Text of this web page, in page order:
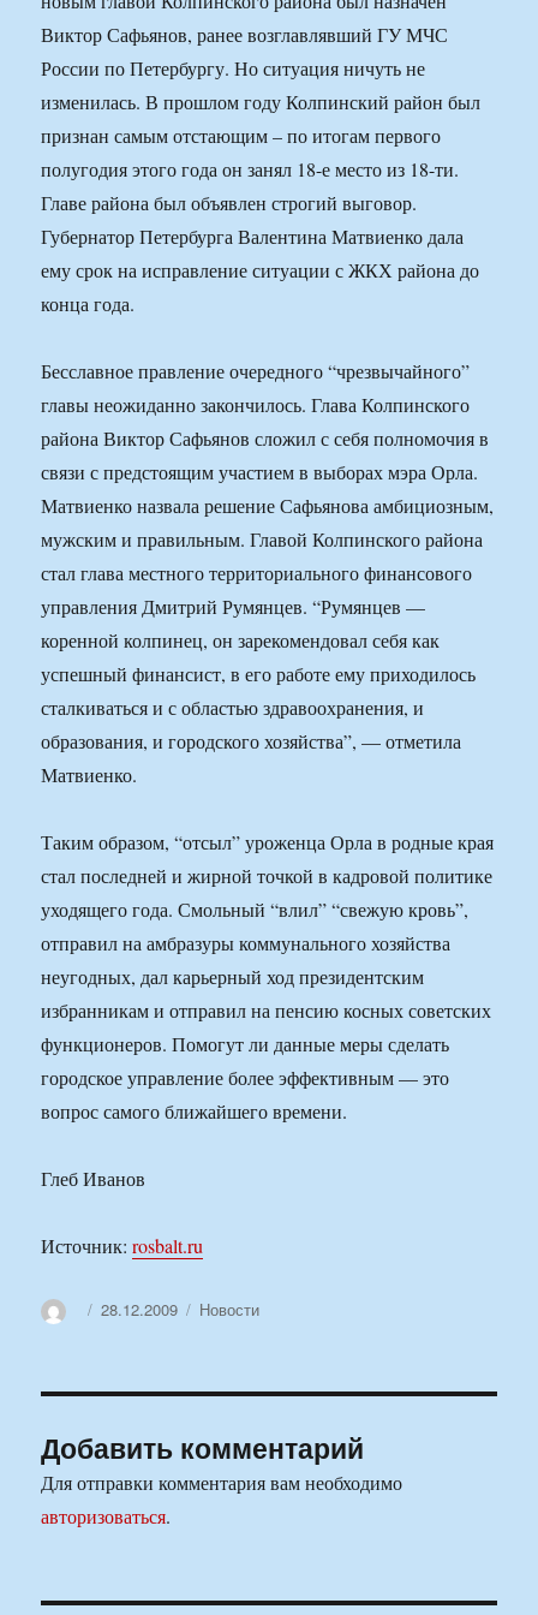
Виктор Сафьянов, ранее возглавлявший ГУ МЧС
России по Петербургу. Но ситуация ничуть не
изменилась. В прошлом году Колпинский район был
признан самым отстающим – по итогам первого
полугодия этого года он занял 18-е место из 18-ти.
Главе района был объявлен строгий выговор.
Губернатор Петербурга Валентина Матвиенко дала
ему срок на исправление ситуации с ЖКХ района до
конца года.
Бесславное правление очередного “чрезвычайного”
главы неожиданно закончилось. Глава Колпинского
района Виктор Сафьянов сложил с себя полномочия в
связи с предстоящим участием в выборах мэра Орла.
Матвиенко назвала решение Сафьянова амбициозным,
мужским и правильным. Главой Колпинского района
стал глава местного территориального финансового
управления Дмитрий Румянцев. “Румянцев —
коренной колпинец, он зарекомендовал себя как
успешный финансист, в его работе ему приходилось
сталкиваться и с областью здравоохранения, и
образования, и городского хозяйства”, — отметила
Матвиенко.
Таким образом, “отсыл” уроженца Орла в родные края
стал последней и жирной точкой в кадровой политике
уходящего года. Смольный “влил” “свежую кровь”,
отправил на амбразуры коммунального хозяйства
неугодных, дал карьерный ход президентским
избранникам и отправил на пенсию косных советских
функционеров. Помогут ли данные меры сделать
городское управление более эффективным — это
вопрос самого ближайшего времени.
Глеб Иванов
Источник:rosbalt.ru
АвторОпубликовано
28.12.2009 Рубрики
Новости
Добавить комментарий
Для отправки комментария вам необходимо
авторизоваться.